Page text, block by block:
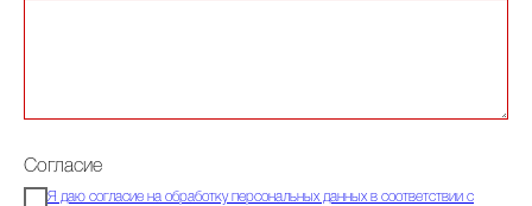
Согласие
Я даю согласие на обработку персональных данных в соответствии с